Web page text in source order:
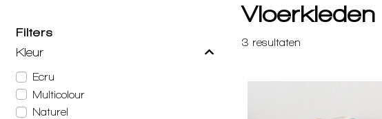
Filters
Kleur
Ecru
Multicolour
Naturel
Vloerkleden
3 resultaten